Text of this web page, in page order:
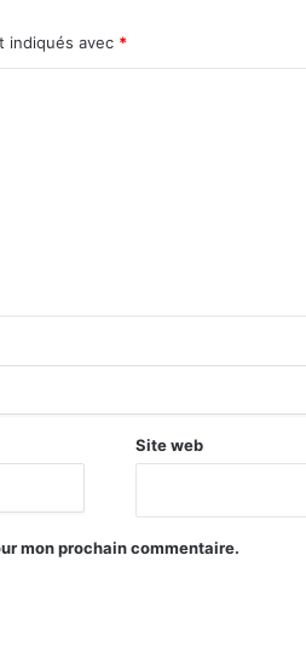
indiqués avec *
Site web
mon prochain commentaire.